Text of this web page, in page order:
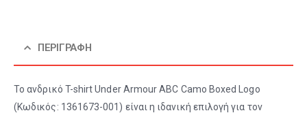
ΠΕΡΙΓΡΑΦΉ
Το ανδρικό T-shirt Under Armour ABC Camo Boxed Logo
(Κωδικός: 1361673-001) είναι η ιδανική επιλογή για τον